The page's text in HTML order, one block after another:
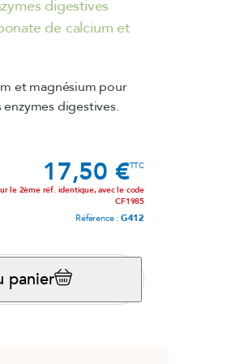
Magnésium marin
Voir le produit
B.O. Concept
digestives
de calcium et
et magnésium pour
digestives.
Prix
17,50 €TTC
le 2ème réf. identique, avec le code
CF1985
Référence : G412
panier